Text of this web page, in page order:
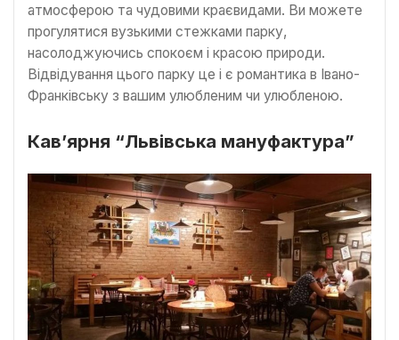
атмосферою та чудовими краєвидами. Ви можете
прогулятися вузькими стежками парку,
насолоджуючись спокоєм і красою природи.
Відвідування цього парку це і є романтика в Івано-
Франківську з вашим улюбленим чи улюбленою.
Кав’ярня “Львівська мануфактура”